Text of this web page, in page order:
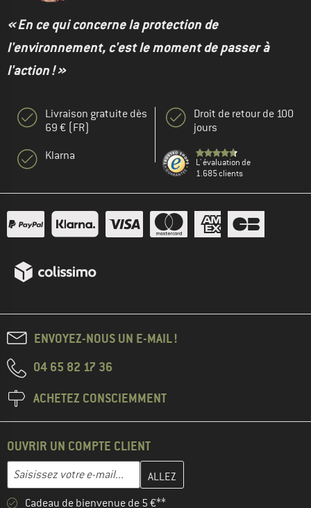
« En ce qui concerne la protection de
l'environnement, c'est le moment de passer à
l'action ! »
Livraison gratuite dès
69 € (FR)
Klarna
Droit de retour de 100
jours
L' évaluation de
1.685 clients
ENVOYEZ-NOUS UN E-MAIL !
04 65 82 17 36
ACHETEZ CONSCIEMMENT
OUVRIR UN COMPTE CLIENT
Adresse e-mail
Entrez votre adresse e-mail ici et créez votre compte client à la
Cadeau de bienvenue de 5 €**